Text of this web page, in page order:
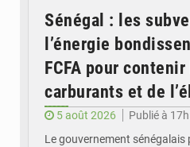
Sénégal : les
l’énergie
FCFA pour
carburants et de
5 août 2026
Publié à
Le gouvernement sénégalais